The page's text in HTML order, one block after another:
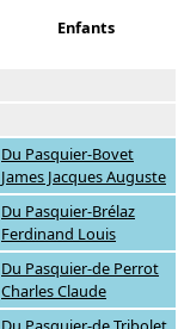
Enfants
Du Pasquier-Bovet
James Jacques Auguste
Du Pasquier-Brélaz
Ferdinand Louis
Du Pasquier-de Perrot
Charles Claude